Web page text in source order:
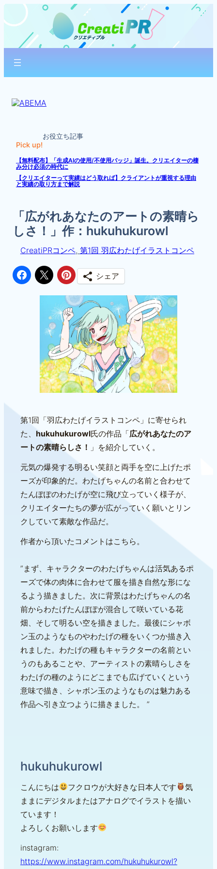
内
を
Pick up!
お役立ち記事
【無料配布】「生成AIの使用/不使用バッジ」誕生。クリエイターの棲
み分け必須の時代に
【クリエイターって実績はどう取れば】クライアントが重視する理由
と実績の取り方まで解説
「広がれあなたのアートの素晴ら
しさ！」作：hukuhukurowl
CreatiPRコンペ, 第1回 羽広わたげイラストコンペ
シェア
第1回「羽広わたげイラストコンペ」に寄せられ
た、 hukuhukurowl氏の作品「広がれあなたのア
ートの素晴らしさ！ 」を紹介していく。
元気の爆発する明るい笑顔と両手を空に上げたポ
ーズが印象的だ。わたげちゃんの名前と合わせて
たんぽぽのわたげが空に飛び立っていく様子が、
クリエイターたちの夢が広がっていく願いとリン
クしていて素敵な作品だ。
作者から頂いたコメントはこちら。
”まず、キャラクターのわたげちゃんは活気あるポ
ーズで体の肉体に合わせて服を描き自然な形にな
るよう描きました。次に背景はわたげちゃんの名
前からわたげたんぽぽが混合して咲いている花
畑、そして明るい空を描きました。最後にシャボ
ン玉のようなものやわたげの種をいくつか描き入
れました。わたげの種もキャラクターの名前とい
うのもあることや、アーティストの素晴らしさを
わたげの種のようにどこまでも広げていくという
意味で描き、シャボン玉のようなものは魅力ある
作品へ引き立つように描きました。 ”
hukuhukurowl
こんにちは フクロウが大好きな日本人です
気
ままにデジタルまたはアナログでイラストを描い
ています！
よろしくお願いします
instagram:
https://www.instagram.com/hukuhukurowl?